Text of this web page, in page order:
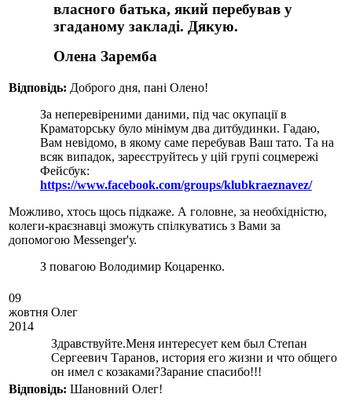
власного батька, який перебував у
згаданому закладі. Дякую.
Олена Заремба
Вiдповiдь: Доброго дня, пані Олено!
За неперевіреними даними, під час окупації в
Краматорську було мінімум два дитбудинки. Гадаю,
Вам невідомо, в якому саме перебував Ваш тато. Та на
всяк випадок, зареєструйтесь у цій групі соцмережі
Фейсбук:
https://www.facebook.com/groups/klubkraeznavez/
Можливо, хтось щось підкаже. А головне, за необхідністю,
колеги-краєзнавці зможуть спілкуватись з Вами за
допомогою Меssenger'у.
З повагою Володимир Коцаренко.
09
жовтня
2014
Олег
Здравствуйте.Меня интересует кем был Степан
Сергеевич Таранов, история его жизни и что общего
он имел с козаками?Зарание спасибо!!!
Вiдповiдь: Шановний Олег!